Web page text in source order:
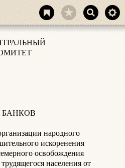
народного
искоренения
освобождения
населения от